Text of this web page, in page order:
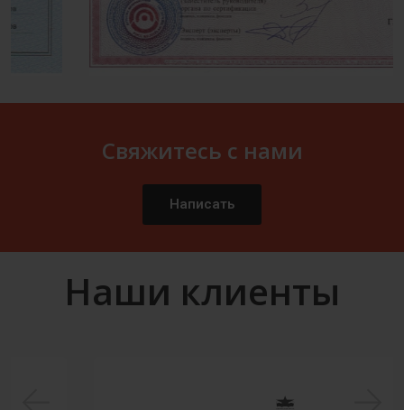
Свяжитесь с нами
Написать
Наши клиенты